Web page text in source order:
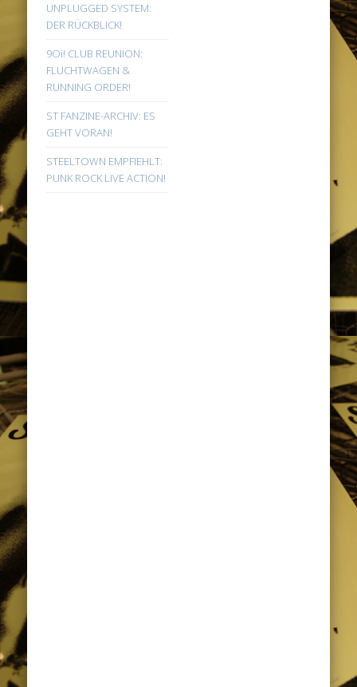
UNPLUGGED SYSTEM:
DER RÜCKBLICK!
9Oi! CLUB REUNION:
FLUCHTWAGEN &
RUNNING ORDER!
ST FANZINE-ARCHIV: ES
GEHT VORAN!
STEELTOWN EMPFIEHLT:
PUNK ROCK LIVE ACTION!